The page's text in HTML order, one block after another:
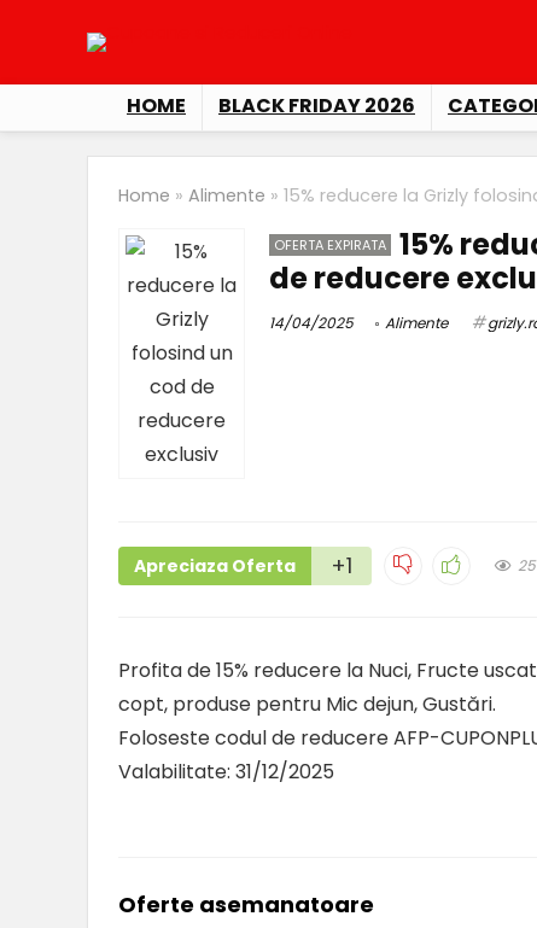
HOME BLACK FRIDAY 2026
Home » Alimente » 15% reducere la Grizly
OFERTA EXPIRATA
15%
de reducere
14/04/2025 Alimente
Apreciaza Oferta +1 25
Profita de 15% reducere la Nuci, Fructe
copt, produse pentru Mic dejun, Gustări.
Foloseste codul de reducere AFP-
Valabilitate: 31/12/2025
Oferte asemanatoare